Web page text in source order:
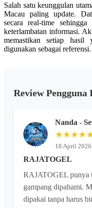
Salah satu keunggulan
Macau paling update.
secara real-time
keterlambatan informasi.
memastikan setiap hasil
digunakan sebagai referensi.
Review
Nanda -
18 April 2026
RAJATOGEL
RAJATOGEL punya
gampang dipahami.
dipakai tanpa harus